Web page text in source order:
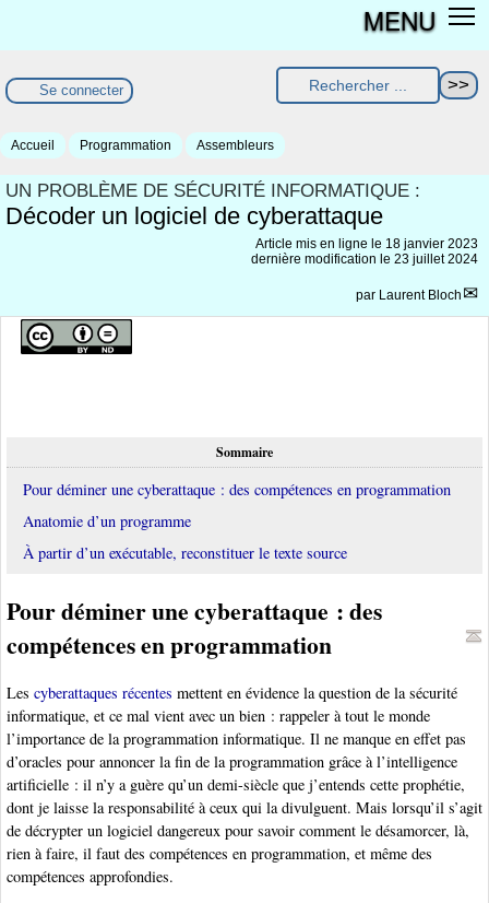
MENU
Se connecter
Accueil Programmation Assembleurs
UN PROBLÈME DE SÉCURITÉ INFORMATIQUE :
Décoder un logiciel de cyberattaque
Article mis en ligne le 18 janvier 2023
dernière modification le 23 juillet 2024
par Laurent Bloch
Sommaire
Pour déminer une cyberattaque : des compétences en programmation
Anatomie d’un programme
À partir d’un exécutable, reconstituer le texte source
Pour déminer une cyberattaque : des
compétences en programmation
Les cyberattaques récentes mettent en évidence la question de la sécurité
informatique, et ce mal vient avec un bien : rappeler à tout le monde
l’importance de la programmation informatique. Il ne manque en effet pas
d’oracles pour annoncer la fin de la programmation grâce à l’intelligence
artificielle : il n’y a guère qu’un demi-siècle que j’entends cette prophétie,
dont je laisse la responsabilité à ceux qui la divulguent. Mais lorsqu’il s’agit
de décrypter un logiciel dangereux pour savoir comment le désamorcer, là,
rien à faire, il faut des compétences en programmation, et même des
compétences approfondies.